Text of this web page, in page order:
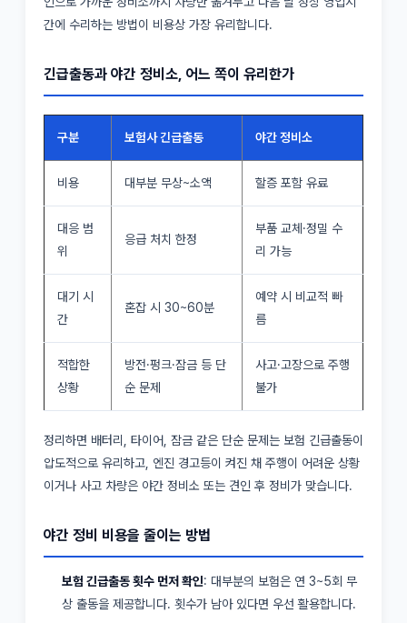
간에 수리하는 방법이 비용상 가장 유리합니다.
긴급출동과 야간 정비소, 어느 쪽이 유리한가
구분 보험사 긴급출동 야간 정비소
비용 대부분 무상~소액 할증 포함 유료
대응 범
위
응급 처치 한정
부품 교체·정밀 수
리 가능
대기 시
간
혼잡 시 30~60분
예약 시 비교적 빠
름
적합한
상황
방전·펑크·잠금 등 단
순 문제
사고·고장으로 주행
불가
정리하면 배터리, 타이어, 잠금 같은 단순 문제는 보험 긴급출동이
압도적으로 유리하고, 엔진 경고등이 켜진 채 주행이 어려운 상황
이거나 사고 차량은 야간 정비소 또는 견인 후 정비가 맞습니다.
야간 정비 비용을 줄이는 방법
보험 긴급출동 횟수 먼저 확인: 대부분의 보험은 연 3~5회 무
상 출동을 제공합니다. 횟수가 남아 있다면 우선 활용합니다.